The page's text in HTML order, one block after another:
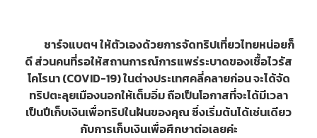
ชาร์จแบตฯ ให้ตัวเองด้วยการจัดทริปเที่ยวไทยหน่อยก็
ดี ส่วนคนที่รอให้สถานการณ์การแพร่ระบาดของเชื้อไวรัส
โคโรนา (COVID-19) ในต่างประเทศคลี่คลายก่อน จะได้จัด
ทริปตะลุยเมืองนอกให้เต็มอิ่ม ถือเป็นโอกาสที่จะได้มีเวลา
เป็นปีเก็บเงินเพื่อทริปในฝันของคุณ ซึ่งเริ่มต้นได้เช่นเดียว
กับการเก็บเงินเพื่อศึกษาต่อเลยค่ะ